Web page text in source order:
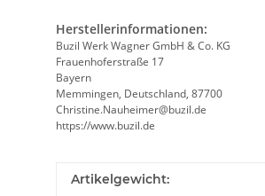
Herstellerinformationen:
Buzil Werk Wagner GmbH & Co. KG
Frauenhoferstraße 17
Bayern
Memmingen, Deutschland, 87700
Christine.Nauheimer@buzil.de
https://www.buzil.de
Artikelgewicht: